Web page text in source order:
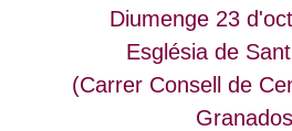
Diumenge 23
Església de
(Carrer Consell de